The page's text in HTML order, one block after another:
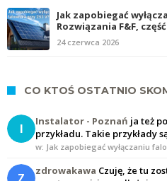
Jak zapobiegać
Rozwiązania F&F,
24 czerwca 2026
CO KTOŚ OSTATNIO
I Instalator - Poznań ja też
przykładu. Takie przykłady
w: Jak zapobiegać wyłączaniu
zdrowakawa Czuję, że tu